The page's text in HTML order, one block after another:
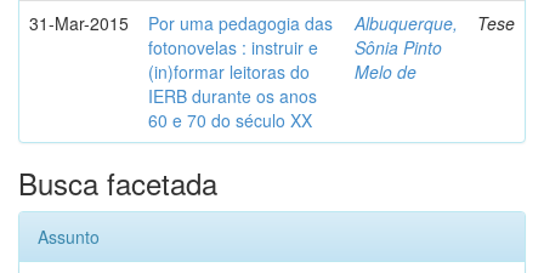
31-Mar-2015
Por uma pedagogia das
fotonovelas : instruir e
(in)formar leitoras do
IERB durante os anos
60 e 70 do século XX
Albuquerque,
Sônia Pinto
Melo de
Tese
Busca facetada
Assunto